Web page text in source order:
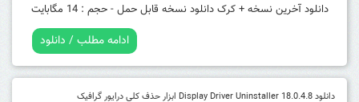
دانلود آخرین نسخه + کرک دانلود نسخه قابل حمل - حجم : 14 مگابایت
ادامه مطلب / دانلود
دانلود Display Driver Uninstaller 18.0.4.8 ابزار حذف کلی درایور گرافیک